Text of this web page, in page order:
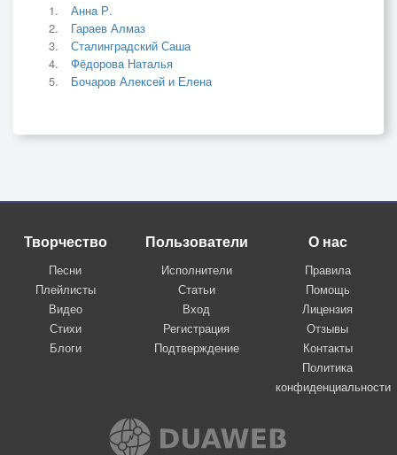
Анна Р.
Гараев Алмаз
Сталинградский Саша
Фёдорова Наталья
Бочаров Алексей и Елена
Творчество
Песни
Плейлисты
Видео
Стихи
Блоги
Пользователи
Исполнители
Статьи
Вход
Регистрация
Подтверждение
О нас
Правила
Помощь
Лицензия
Отзывы
Контакты
Политика
конфиденциальности